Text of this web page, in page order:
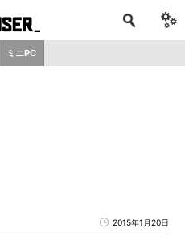
ミニPC
2015年1月20日